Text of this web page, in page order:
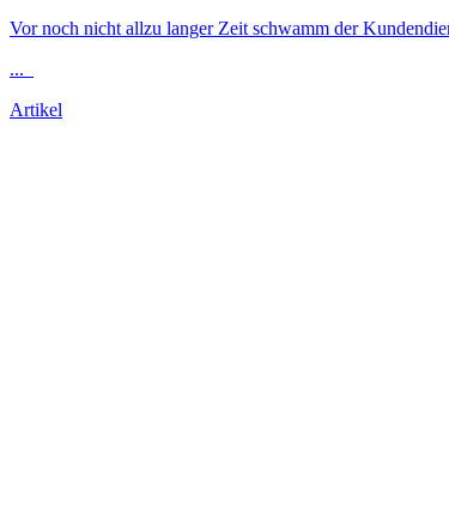
Vor noch nicht allzu langer Zeit schwamm der
...
Artikel